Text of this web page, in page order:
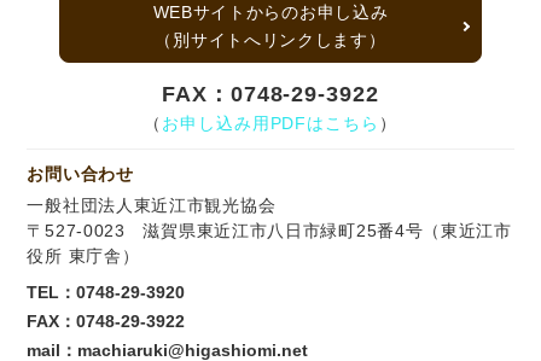
WEBサイトからのお申し込み
（別サイトへリンクします）
FAX：0748-29-3922
（ お申し込み用PDFはこちら ）
お問い合わせ
一般社団法人東近江市観光協会
〒527-0023 滋賀県東近江市八日市緑町25番4号（東近江市
役所 東庁舎）
TEL：0748-29-3920
FAX：0748-29-3922
mail：machiaruki@higashiomi.net